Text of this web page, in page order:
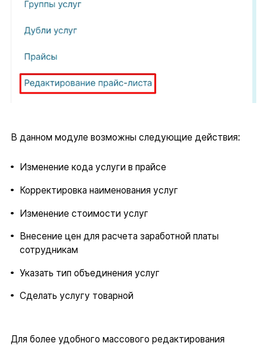
В данном модуле возможны следующие действия:
Изменение кода услуги в прайсе
Корректировка наименования услуг
Изменение стоимости услуг
Внесение цен для расчета заработной платы
сотрудникам
Указать тип объединения услуг
Сделать услугу товарной
Для более удобного массового редактирования